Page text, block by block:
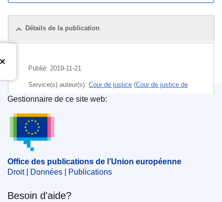
Détails de la publication
Publié: 2019-11-21
Service(s) auteur(s): Cour de justice (Cour de justice de
l’Union européenne)
Sujet:activité économique
services
social,
CELEX : 62019CN0846
OJ : JOC_2020_054_R_0035
IMMC : DDP-C-0846-2019
Office des publications de l’Union européenne
Gestionnaire de ce site web:
Office des publications de l’Union européenne
Droit | Données | Publications
Besoin d'aide?